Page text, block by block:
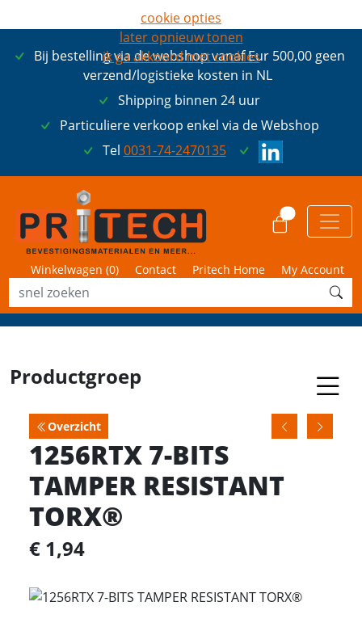
Bij bestelling via de webshop vanaf Eur 500,00 geen
verzend/logistieke kosten in NL
Shipping binnen 24 uur
Particuliere verkoop enkel via de Webshop
Tel 0031-74-2470135
Winkelwagen (0) Contact Pritech Home My Account
Productgroep
Overzicht
1256RTX 7-BITS
TAMPER RESISTANT
TORX®
€ 1,94
cookie opties
later opnieuw tonen
ik ga akkoord met cookies